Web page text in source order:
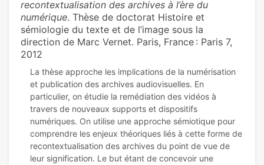
recontextualisation des archives à l’ère du
numérique. Thèse de doctorat Histoire et
sémiologie du texte et de l’image sous la
direction de Marc Vernet. Paris, France : Paris 7,
2012
La thèse approche les implications de la numérisation
et publication des archives audiovisuelles. En
particulier, on étudie la remédiation des vidéos à
travers de nouveaux supports et dispositifs
numériques. On utilise une approche sémiotique pour
comprendre les enjeux théoriques liés à cette forme de
recontextualisation des archives du point de vue de
leur signification. Le but étant de concevoir une